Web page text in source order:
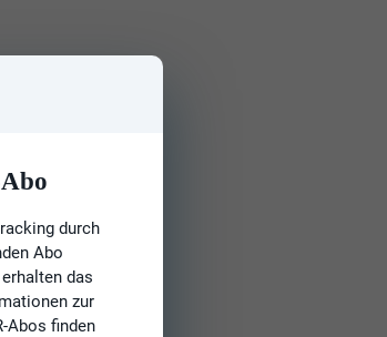
durch
Abo
das
zur
Abos finden